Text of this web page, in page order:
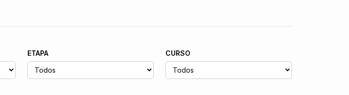
ETAPA CURSO